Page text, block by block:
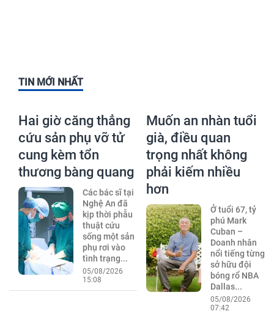
TIN MỚI NHẤT
Hai giờ căng thẳng
cứu sản phụ vỡ tử
cung kèm tổn
thương bàng quang
Các bác sĩ tại
Nghệ An đã
kịp thời phẫu
thuật cứu
sống một sản
phụ rơi vào
tình trạng...
05/08/2026
15:08
Muốn an nhàn tuổi
già, điều quan
trọng nhất không
phải kiếm nhiều
hơn
Ở tuổi 67, tỷ
phú Mark
Cuban –
Doanh nhân
nổi tiếng từng
sở hữu đội
bóng rổ NBA
Dallas...
05/08/2026
07:42